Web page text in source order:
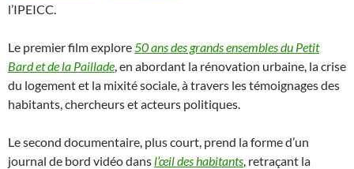
l’IPEICC.
Le premier film explore 50 ans des grands ensembles du Petit
Bard et de la Paillade , en abordant la rénovation urbaine, la crise
du logement et la mixité sociale, à travers les témoignages des
habitants, chercheurs et acteurs politiques.
Le second documentaire, plus court, prend la forme d’un
journal de bord vidéo dans l’œil des habitants , retraçant la